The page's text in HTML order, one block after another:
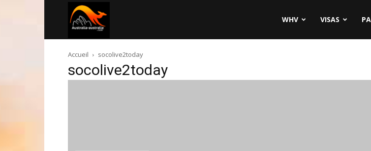
australie.com
WHV VISAS
Accueil socolive2today
socolive2today